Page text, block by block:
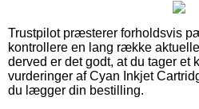
Trustpilot præsterer forholdsvis
kontrollere en lang række
derved er det godt, at du tager et
vurderinger af Cyan Inkjet
du lægger din bestilling.